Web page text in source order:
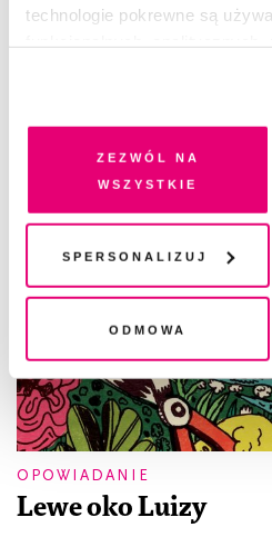
technologie pokrewne są
dobrowolną zgodę na pliki
pokrewne, zgadzasz się na
na Twoim urządzeniu
przetwarzanie danych. Zgodę
chwili wycofać lub ponowić w
plików cookie". Wycofanie
legalność przetwarzania
Zezwól na
wszystkie
Spersonalizuj
Odmowa
CZYTAJ
OPOWIADANIE
Lewe oko Luizy